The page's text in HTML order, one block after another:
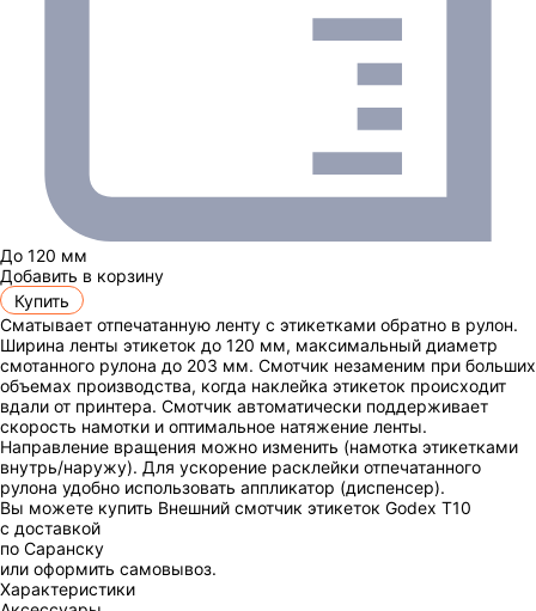
До 120 мм
Добавить в корзину
Купить
Сматывает отпечатанную ленту с этикетками обратно в рулон.
Ширина ленты этикеток до 120 мм, максимальный диаметр
смотанного рулона до 203 мм. Смотчик незаменим при больших
объемах производства, когда наклейка этикеток происходит
вдали от принтера. Смотчик автоматически поддерживает
скорость намотки и оптимальное натяжение ленты.
Направление вращения можно изменить (намотка этикетками
внутрь/наружу). Для ускорение расклейки отпечатанного
рулона удобно использовать аппликатор (диспенсер).
Вы можете купить Внешний смотчик этикеток Godex T10
с доставкой
по Саранску
или оформить самовывоз.
Характеристики